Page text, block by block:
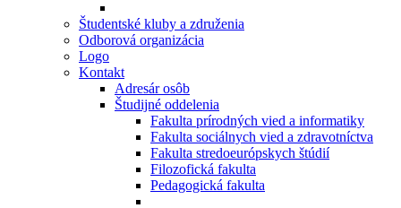
Študentské kluby a združenia
Odborová organizácia
Logo
Kontakt
Adresár osôb
Študijné oddelenia
Fakulta prírodných vied a informatiky
Fakulta sociálnych vied a zdravotníctva
Fakulta stredoeurópskych štúdií
Filozofická fakulta
Pedagogická fakulta